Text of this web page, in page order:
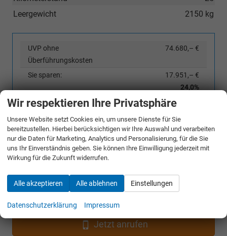
2150 kg
Leergewicht
UVP ohne
Überführungskosten
74.680,– €
Sie sparen:
17.951,– €
24,0%
Gesamtpreis 56.729,– €
incl. 19% MwSt. und den Kosten für Überführung und Kfz-Brief
Bestellunterlagen anfordern
Angebot anfordern
Jetzt anrufen
Wir respektieren Ihre Privatsphäre
Unsere Website setzt Cookies ein, um unsere Dienste für Sie
bereitzustellen. Hierbei berücksichtigen wir Ihre Auswahl und verarbeiten
nur die Daten für Marketing, Analytics und Personalisierung, für die Sie
uns Ihr Einverständnis geben. Sie können Ihre Einwilligung jederzeit mit
Wirkung für die Zukunft widerrufen.
Alle akzeptieren Alle ablehnen Einstellungen
Datenschutzerklärung Impressum